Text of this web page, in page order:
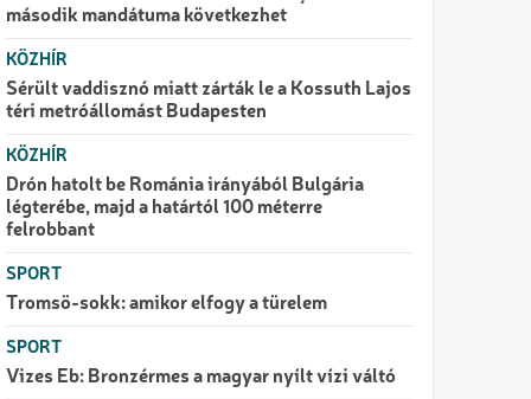
második mandátuma következhet
KÖZHÍR
Sérült vaddisznó miatt zárták le a Kossuth Lajos
téri metróállomást Budapesten
KÖZHÍR
Drón hatolt be Románia irányából Bulgária
légterébe, majd a határtól 100 méterre
felrobbant
SPORT
Tromsö-sokk: amikor elfogy a türelem
SPORT
Vizes Eb: Bronzérmes a magyar nyílt vízi váltó